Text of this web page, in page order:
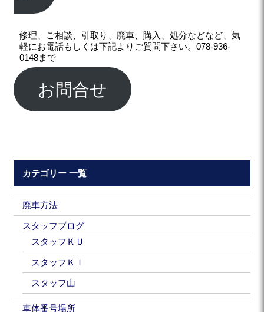
修理、ご相談、引取り、廃車、購入、処分などなど、気
軽にお電話もしくは下記よりご質問下さい。078-936-
0148まで
お問合せ
カテゴリー 一覧
廃車方法
スタッフブログ
スタッフＫＵ
スタッフＫＩ
スタッフ山
車体番号場所